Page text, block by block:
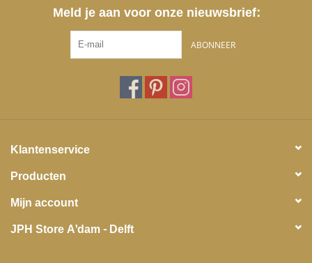
Meld je aan voor onze nieuwsbrief:
ABONNEER
Klantenservice
Producten
Mijn account
JPH Store A'dam - Delft